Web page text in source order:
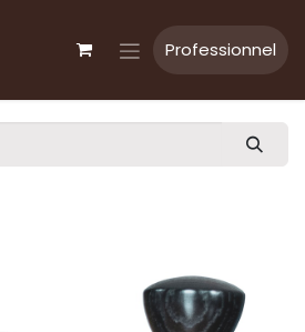
Professionnel